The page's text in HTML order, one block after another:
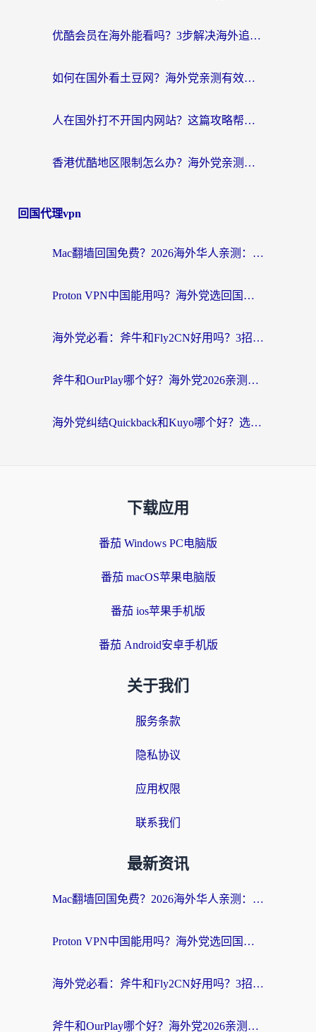
优酷会员在海外能看吗？3步解决海外追剧难题，附实测好用加速器推荐
如何在国外看土豆网？海外党亲测有效的追剧加速器选择指南
人在国外打不开国内网站？这篇攻略帮你无缝解锁国内资源（附交管12123使用技巧）
香港优酷地区限制怎么办？海外党亲测有效的追剧解决方案
回国代理vpn
Mac翻墙回国免费？2026海外华人亲测：从CCTV5直播到国内APP，这样选加速器才靠谱
Proton VPN中国能用吗？海外党选回国加速器的避坑指南（附番茄加速器实测）
海外党必看：斧牛和Fly2CN好用吗？3招教你选对回国加速器（附免费试用攻略）
斧牛和OurPlay哪个好？海外党2026亲测：选对加速器，国内资源秒加载
海外党纠结Quickback和Kuyo哪个好？选对回国加速器才能无缝刷国内资源
下载应用
番茄 Windows PC电脑版
番茄 macOS苹果电脑版
番茄 ios苹果手机版
番茄 Android安卓手机版
关于我们
服务条款
隐私协议
应用权限
联系我们
最新资讯
Mac翻墙回国免费？2026海外华人亲测：从CCTV5直播到国内APP，这样选加速器才靠谱
Proton VPN中国能用吗？海外党选回国加速器的避坑指南（附番茄加速器实测）
海外党必看：斧牛和Fly2CN好用吗？3招教你选对回国加速器（附免费试用攻略）
斧牛和OurPlay哪个好？海外党2026亲测：选对加速器，国内资源秒加载